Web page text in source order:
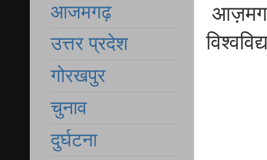
आजमगढ़
उत्तर प्रदेश
गोरखपुर
चुनाव
दुर्घटना